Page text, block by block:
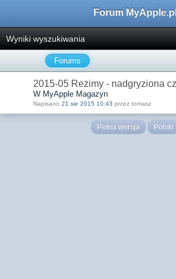
Forum MyApple.pl
Wyniki wyszukiwania
Forums
2015-05 Reżimy - nadgryziona
W MyApple Magazyn
Napisano 21 sie 2015 10:43 przez tomasz
Pełna wersja Polski